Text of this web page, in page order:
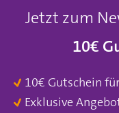
Jetzt zum
10€
10€ Gutschein
Exklusive